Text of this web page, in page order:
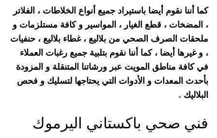
كما أننا نقوم أيضا باستيراد جميع أنواع الخلاطات ، الفلاتر
، المضخات ، قطع الغيار ، المواسير و كافة مستلزمات و
ملحقات الصرف الصحي من بلاليع ، غطاء بلاليع ، حنفيات
، و غيرها أيضا ، كما أننا نقوم بتلبية جميع رغبات العملاء
في كافة مناطق المويت عبر ورشاتنا المتنقلة و المزودة
بأحدث المعدات و الأدوات التي يحتاجها لتسليك و فحص
البلاليك .
فني صحي باكستاني اليرموك